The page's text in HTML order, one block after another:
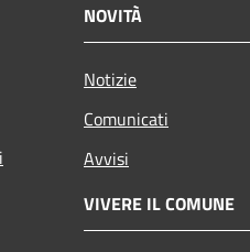
NOVITÀ
Notizie
Comunicati
Avvisi
VIVERE IL COMUNE